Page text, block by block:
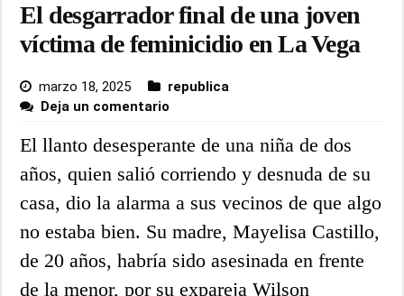
El desgarrador final de una joven
víctima de feminicidio en La Vega
marzo 18, 2025
republica
Deja un comentario
El llanto desesperante de una niña de dos
años, quien salió corriendo y desnuda de su
casa, dio la alarma a sus vecinos de que algo
no estaba bien. Su madre, Mayelisa Castillo,
de 20 años, habría sido asesinada en frente
de la menor, por su expareja Wilson